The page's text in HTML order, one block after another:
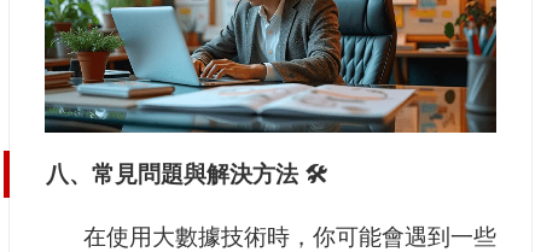
八、常見問題與解決方法 🛠️
在使用大數據技術時，你可能會遇到一些